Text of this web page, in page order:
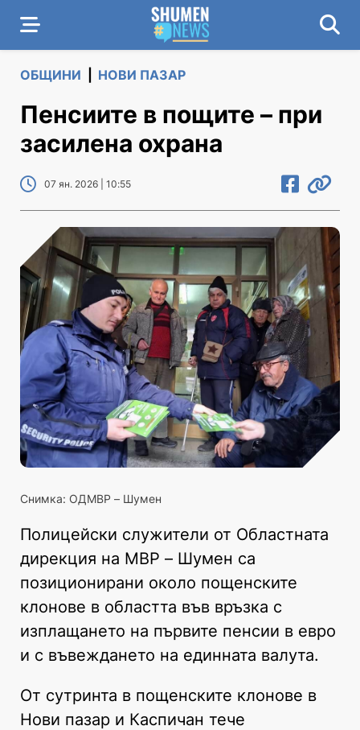
ОБЩИНИ НОВИ ПАЗАР
Пенсиите в пощите – при
засилена охрана
07 ян. 2026 | 10:55
Снимка: ОДМВР – Шумен
Полицейски служители от Областната
дирекция на МВР – Шумен са
позиционирани около пощенските
клонове в областта във връзка с
изплащането на първите пенсии в евро
и с въвеждането на единната валута.
От сутринта в пощенските клонове в
Нови пазар и Каспичан тече